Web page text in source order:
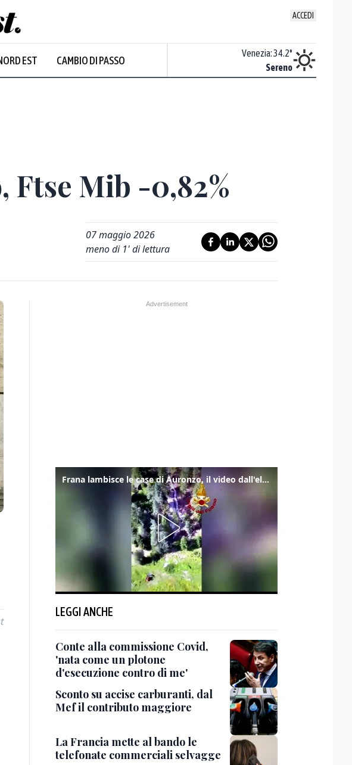
ACCEDI
EST CAMBIO DI PASSO
Prevalentemente soleggiato
Venezia:34.2°
Sereno
Ftse Mib -0,82%
07 maggio 2026
meno di 1' di lettura
Frana lambisce le case di Auronzo, il video dall'elicottero dei vigili del fuoco
LEGGI ANCHE
Conte alla commissione Covid,
'nata come un plotone
d'esecuzione contro di me'
Sconto su accise carburanti, dal
Mef il contributo maggiore
La Francia mette al bando le
telefonate commerciali selvagge